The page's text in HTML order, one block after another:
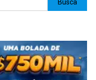
Busca